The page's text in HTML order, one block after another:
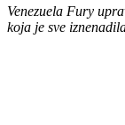
Venezuela Fury
koja je sve